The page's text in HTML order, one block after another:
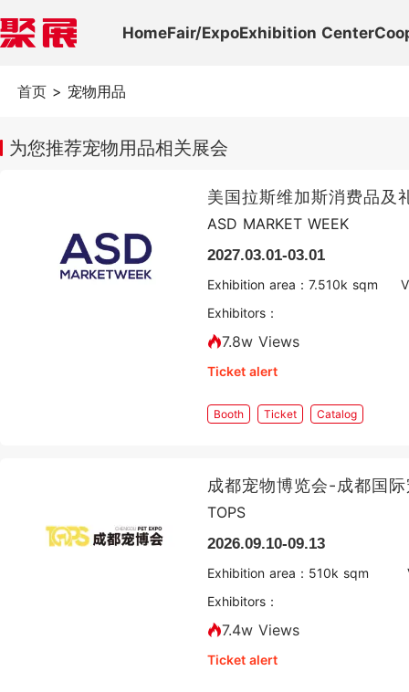
HomeFair/ExpoExhibition Center
首页 > 宠物用品
为您推荐宠物用品相关展会
美国拉斯维加斯消费品及
ASD MARKET WEEK
2027.03.01-03.01
Exhibition area： 7.510k sqm
Exhibitors：
7.8w Views
Ticket alert
Booth Ticket Catalog
成都宠物博览会-成都国
TOPS
2026.09.10-09.13
Exhibition area： 510k sqm
Exhibitors：
7.4w Views
Ticket alert